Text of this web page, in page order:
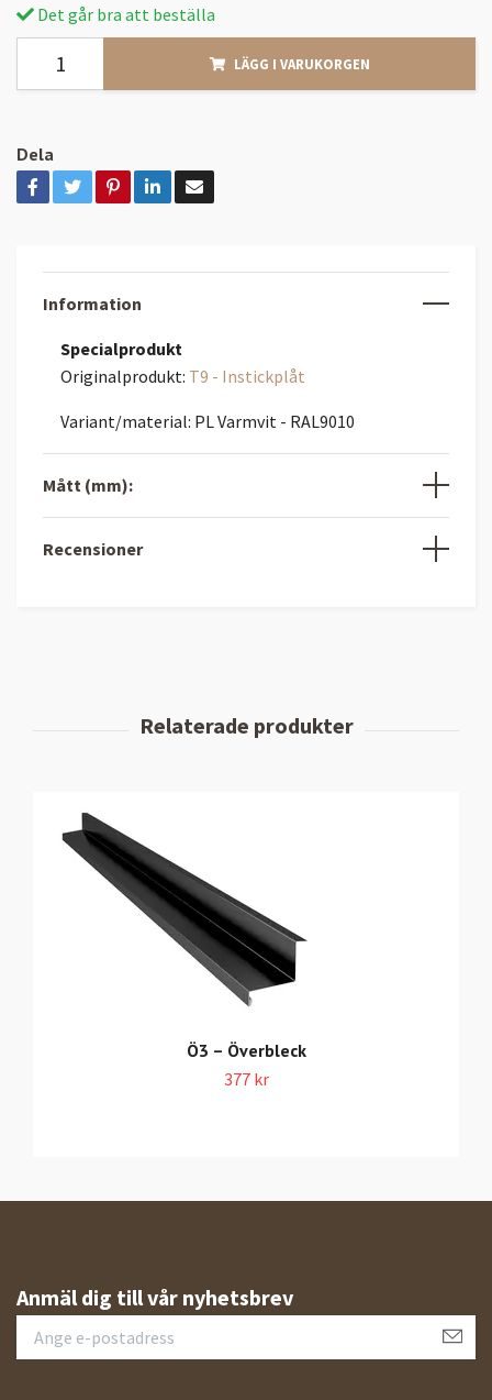
Det går bra att beställa
LÄGG I VARUKORGEN
Dela
Information
Specialprodukt
Originalprodukt: T9 - Instickplåt
Variant/material: PL Varmvit - RAL9010
Mått (mm):
Recensioner
Ö3 – Överbleck
377 kr
Anmäl dig till vår nyhetsbrev